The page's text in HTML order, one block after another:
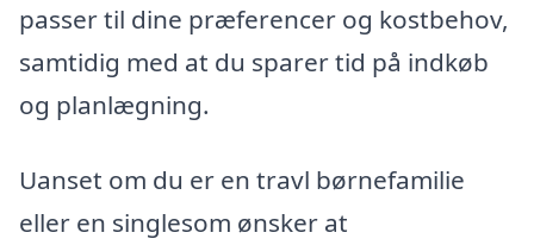
passer til dine præferencer og kostbehov,
samtidig med at du sparer tid på indkøb
og planlægning.
Uanset om du er en travl børnefamilie
eller en singlesom ønsker at